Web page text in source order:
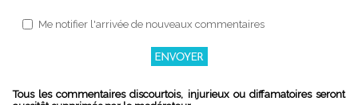
Me notifier l'arrivée de nouveaux commentaires
Tous les commentaires discourtois, injurieux ou diffamatoires seront